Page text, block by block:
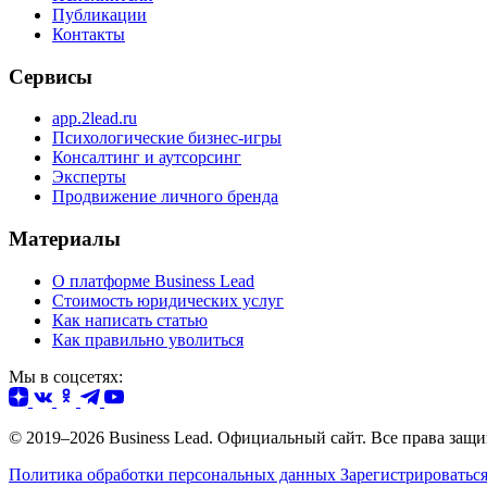
Публикации
Контакты
Сервисы
app.2lead.ru
Психологические бизнес-игры
Консалтинг и аутсорсинг
Эксперты
Продвижение личного бренда
Материалы
О платформе Business Lead
Стоимость юридических услуг
Как написать статью
Как правильно уволиться
Мы в соцсетях:
© 2019–2026 Business Lead. Официальный сайт. Все права
Политика обработки персональных данных Зарегистрироваться